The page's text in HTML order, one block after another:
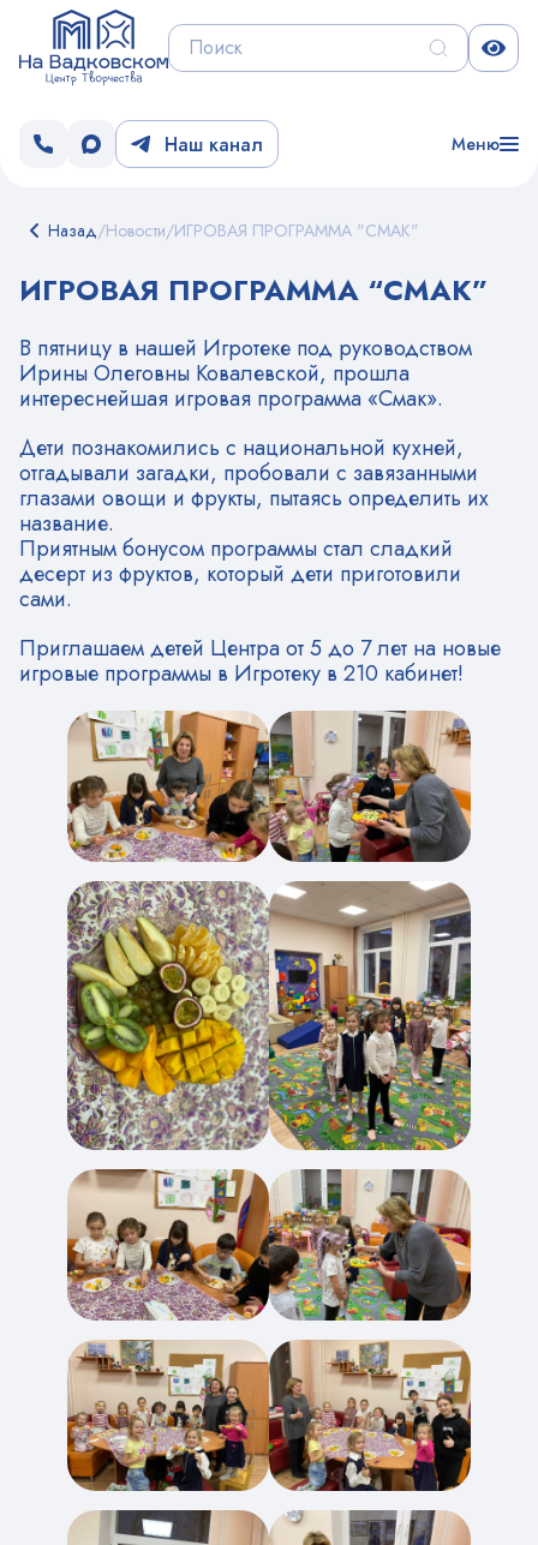
Наш канал Меню
Назад/Новости/ИГРОВАЯ ПРОГРАММА "СМАК"
ИГРОВАЯ ПРОГРАММА “СМАК”
В пятницу в нашей Игротеке под руководством
Ирины Олеговны Ковалевской, прошла
интереснейшая игровая программа «Смак».
Дети познакомились с национальной кухней,
отгадывали загадки, пробовали с завязанными
глазами овощи и фрукты, пытаясь определить их
название.
Приятным бонусом программы стал сладкий
десерт из фруктов, который дети приготовили
сами.
Приглашаем детей Центра от 5 до 7 лет на новые
игровые программы в Игротеку в 210 кабинет!